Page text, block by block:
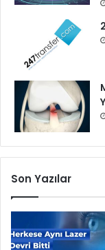
v
h
d
ı
.
Son Yazılar